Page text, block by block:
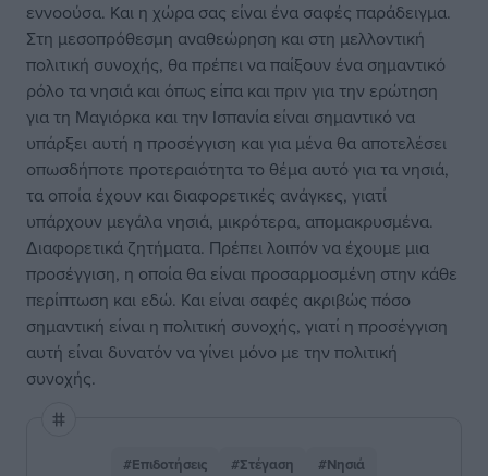
εννοούσα. Και η χώρα σας είναι ένα σαφές παράδειγμα.
Στη μεσοπρόθεσμη αναθεώρηση και στη μελλοντική
πολιτική συνοχής, θα πρέπει να παίξουν ένα σημαντικό
ρόλο τα νησιά και όπως είπα και πριν για την ερώτηση
για τη Μαγιόρκα και την Ισπανία είναι σημαντικό να
υπάρξει αυτή η προσέγγιση και για μένα θα αποτελέσει
οπωσδήποτε προτεραιότητα το θέμα αυτό για τα νησιά,
τα οποία έχουν και διαφορετικές ανάγκες, γιατί
υπάρχουν μεγάλα νησιά, μικρότερα, απομακρυσμένα.
Διαφορετικά ζητήματα. Πρέπει λοιπόν να έχουμε μια
προσέγγιση, η οποία θα είναι προσαρμοσμένη στην κάθε
περίπτωση και εδώ. Και είναι σαφές ακριβώς πόσο
σημαντική είναι η πολιτική συνοχής, γιατί η προσέγγιση
αυτή είναι δυνατόν να γίνει μόνο με την πολιτική
συνοχής.
#Επιδοτήσεις #Στέγαση #Νησιά